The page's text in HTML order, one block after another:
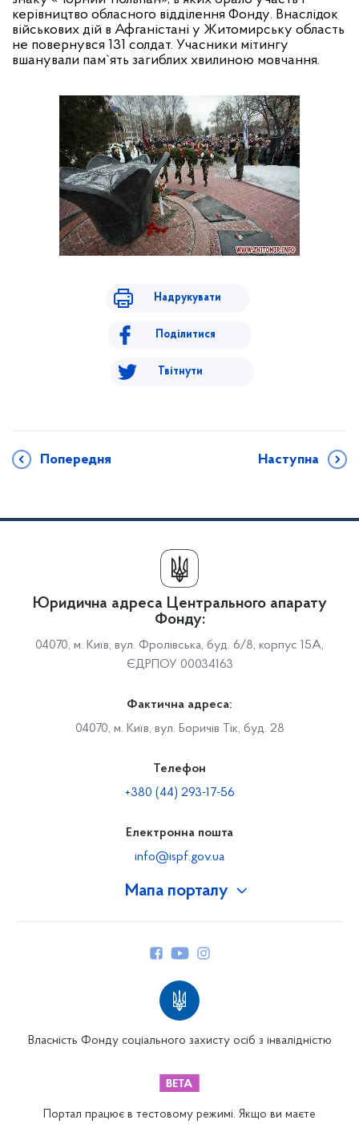
керівництво обласного відділення Фонду. Внаслідок
військових дій в Афганістані у Житомирську область
не повернувся 131 солдат. Учасники мітингу
вшанували пам`ять загиблих хвилиною мовчання.
Надрукувати
Поділитися
Твітнути
Попередня Наступна
Мапа порталу
Юридична адреса Центрального апарату
Фонду:
04070, м. Київ, вул. Фролівська, буд. 6/8, корпус 15А,
ЄДРПОУ 00034163
Фактична адреса:
04070, м. Київ, вул. Боричів Тік, буд. 28
Телефон
+380 (44) 293-17-56
Електронна пошта
info@ispf.gov.ua
Власність Фонду соціального захисту осіб з інвалідністю
Портал працює в тестовому режимі. Якщо ви маєте